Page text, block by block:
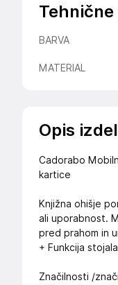
BARVA
MATERIAL
Opis
Cadorabo
kartice
Knjižna ohišje
ali uporabnost.
pred prahom in
+ Funkcija
Značilnosti /